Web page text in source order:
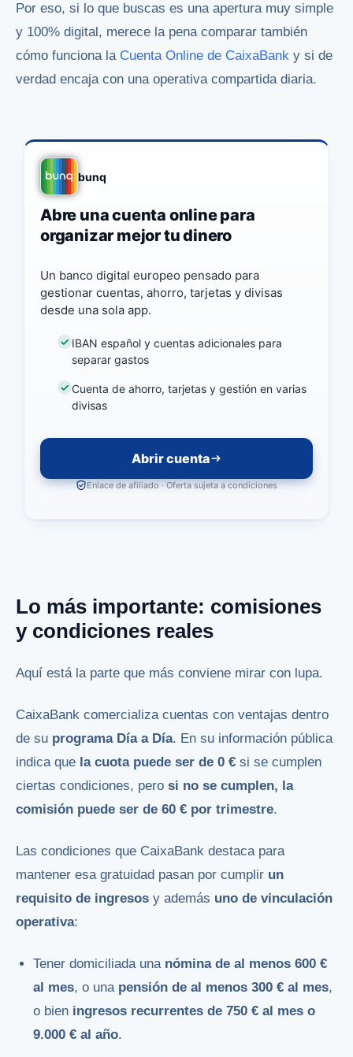
Por eso, si lo que buscas es una apertura muy simple
y 100% digital, merece la pena comparar también
cómo funciona la Cuenta Online de CaixaBank y si de
verdad encaja con una operativa compartida diaria.
bunq
Abre una cuenta online para
organizar mejor tu dinero
Un banco digital europeo pensado para
gestionar cuentas, ahorro, tarjetas y divisas
desde una sola app.
IBAN español y cuentas adicionales para
separar gastos
Cuenta de ahorro, tarjetas y gestión en varias
divisas
Abrir cuenta
Enlace de afiliado · Oferta sujeta a condiciones
Lo más importante: comisiones
y condiciones reales
Aquí está la parte que más conviene mirar con lupa.
CaixaBank comercializa cuentas con ventajas dentro
de su programa Día a Día. En su información pública
indica que la cuota puede ser de 0 € si se cumplen
ciertas condiciones, pero si no se cumplen, la
comisión puede ser de 60 € por trimestre.
Las condiciones que CaixaBank destaca para
mantener esa gratuidad pasan por cumplir un
requisito de ingresos y además uno de vinculación
operativa:
Tener domiciliada una nómina de al menos 600 €
al mes, o una pensión de al menos 300 € al mes,
o bien ingresos recurrentes de 750 € al mes o
9.000 € al año.